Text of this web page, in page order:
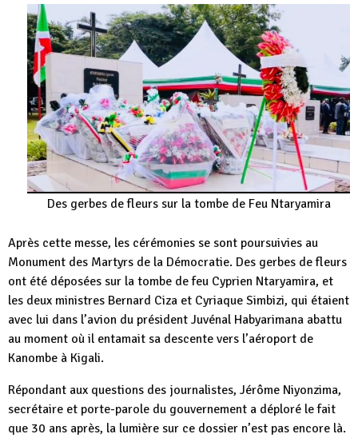
Des gerbes de fleurs sur la tombe de Feu Ntaryamira
Après cette messe, les cérémonies se sont poursuivies au
Monument des Martyrs de la Démocratie. Des gerbes de fleurs
ont été déposées sur la tombe de feu Cyprien Ntaryamira, et
les deux ministres Bernard Ciza et Cyriaque Simbizi, qui étaient
avec lui dans l’avion du président Juvénal Habyarimana abattu
au moment où il entamait sa descente vers l’aéroport de
Kanombe à Kigali.
Répondant aux questions des journalistes, Jérôme Niyonzima,
secrétaire et porte-parole du gouvernement a déploré le fait
que 30 ans après, la lumière sur ce dossier n’est pas encore là.